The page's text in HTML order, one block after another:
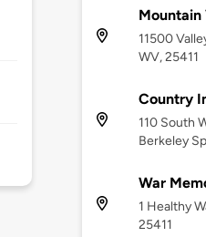
Mountain
11500
WV, 25411
Country
110 South
Berkeley
War
1 Healthy
25411